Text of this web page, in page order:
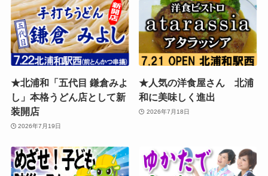
★北浦和「五代目 鎌倉みよ
し」本格うどん店として新
装開店
2026年7月19日
★人気の洋食屋さん 北浦
和に美味しく進出
2026年7月18日